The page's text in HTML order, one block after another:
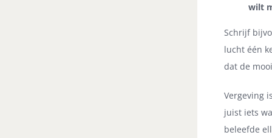
wilt
Schrijf
lucht één
dat de
Vergeving
juist iets
beleefde